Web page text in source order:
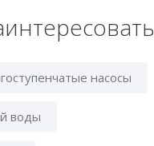
насосы
воды